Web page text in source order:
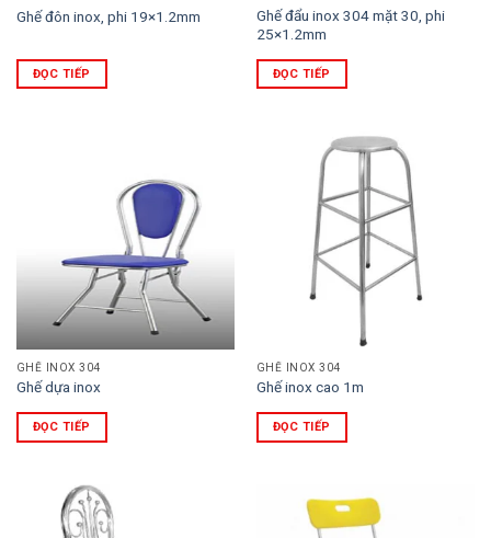
Ghế đôn inox, phi 19×1.2mm
ĐỌC TIẾP
Ghế đẩu inox 304 mặt 30, phi
25×1.2mm
ĐỌC TIẾP
GHẾ INOX 304
Ghế dựa inox
ĐỌC TIẾP
GHẾ INOX 304
Ghế inox cao 1m
ĐỌC TIẾP